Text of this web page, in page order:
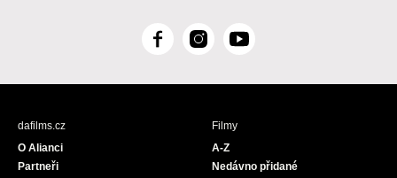
F
c
I
s
Y
u
dafilms.cz
O Alianci
Partneři
Filmy
A-Z
Nedávno přidané